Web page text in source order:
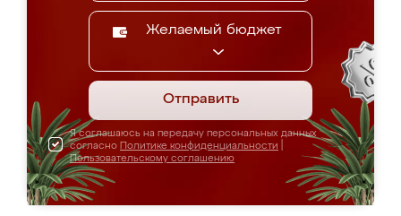
Желаемый бюджет
Отправить
Я соглашаюсь на передачу персональных данных
согласно Политике конфиденциальности
Пользовательскому соглашению